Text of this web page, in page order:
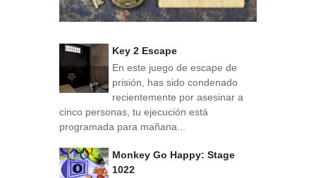
Key 2 Escape
En este juego de escape de
prisión, has sido condenado
recientemente por asesinar a
cinco personas, tu ejecución está
programada para mañana...
Monkey Go Happy: Stage
1022